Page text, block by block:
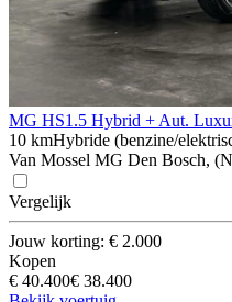
MG HS1.5 Hybrid + Aut.
10 kmHybride (benzine/
Van Mossel MG Den Bosch,
Vergelijk
Jouw korting: € 2.000
Kopen
€ 40.400€ 38.400